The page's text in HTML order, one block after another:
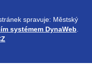
spravuje: Městský
systémem DynaWeb